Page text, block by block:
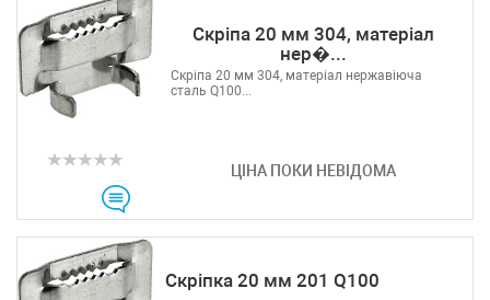
Скріпа 20 мм 304, матеріал
нер�...
ЦІНА ПОКИ НЕВІДОМА
Скріпа 20 мм 304, матеріал нержавіюча
сталь Q100...
Скріпка 20 мм 201 Q100